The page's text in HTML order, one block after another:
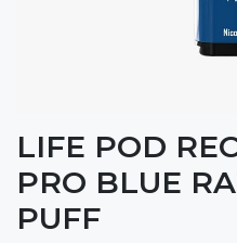
LIFE POD
PRO BLUE
PUFF